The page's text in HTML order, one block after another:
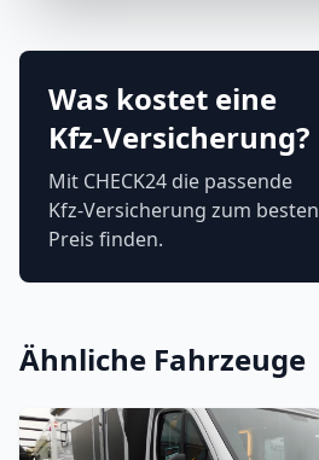
Was kostet eine
Kfz-Versicherung?
Mit CHECK24 die passende
Kfz-Versicherung zum besten
Preis finden.
Ähnliche Fahrzeuge